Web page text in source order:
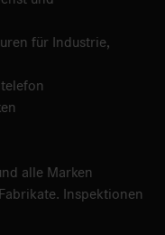
für Industrie,
alle Marken
Inspektionen